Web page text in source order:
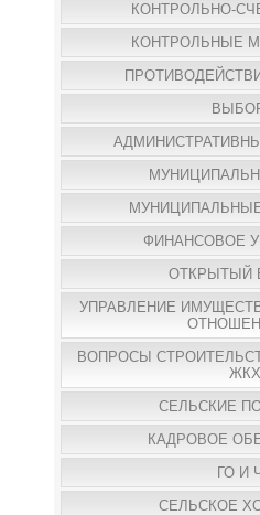
КОНТРОЛЬНО-
КОНТРОЛЬНЫЕ
ФИНАНСОВОЕ
ОТКРЫТЫЙ
УПРАВЛЕНИЕ
ВОПРОСЫ
ЖКХ
СЕЛЬСКИЕ
КАДРОВОЕ
ГО И
СЕЛЬСКОЕ